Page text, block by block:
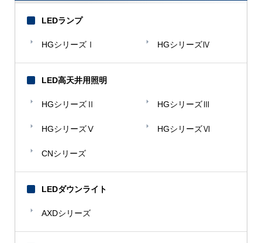
LEDランプ
HGシリーズⅠ HGシリーズⅣ
LED高天井用照明
HGシリーズⅡ HGシリーズⅢ
HGシリーズⅤ HGシリーズⅥ
CNシリーズ
LEDダウンライト
AXDシリーズ